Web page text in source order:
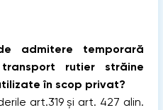
admitere temporară
rutier străine
în scop privat?
art.319 și art. 427 alin.